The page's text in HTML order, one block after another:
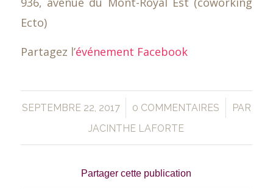
Ecto)
Partagez l’événement Facebook
SEPTEMBRE 22, 2017
/ 0 COMMENTAIRES
/
PAR
JACINTHE LAFORTE
Partager cette publication